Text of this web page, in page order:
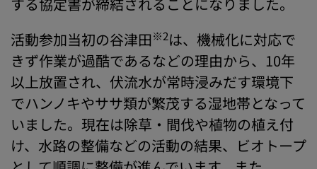
活動参加当初の谷津田※2は、機械化に対応で
きず作業が過酷であるなどの理由から、10年
以上放置され、伏流水が常時浸みだす環境下
でハンノキやササ類が繁茂する湿地帯となって
いました。現在は除草・間伐や植物の植え付
け、水路の整備などの活動の結果、ビオトープ